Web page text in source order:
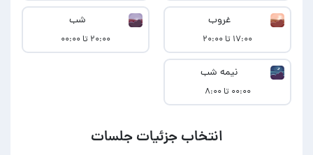
غروب
۱۷:۰۰ تا ۲۰:۰۰
شب
۲۰:۰۰ تا ۰۰:۰۰
نیمه شب
۰۰:۰۰ تا ۸:۰۰
انتخاب جزئیات جلسات